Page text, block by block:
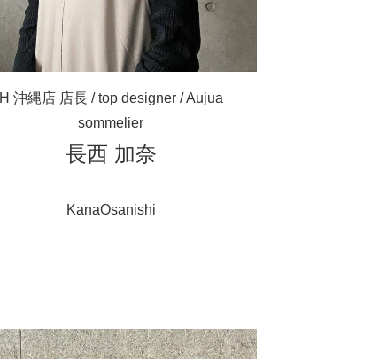
H 沖縄店 店長 / top designer / Aujua
sommelier
長西 加奈
KanaOsanishi